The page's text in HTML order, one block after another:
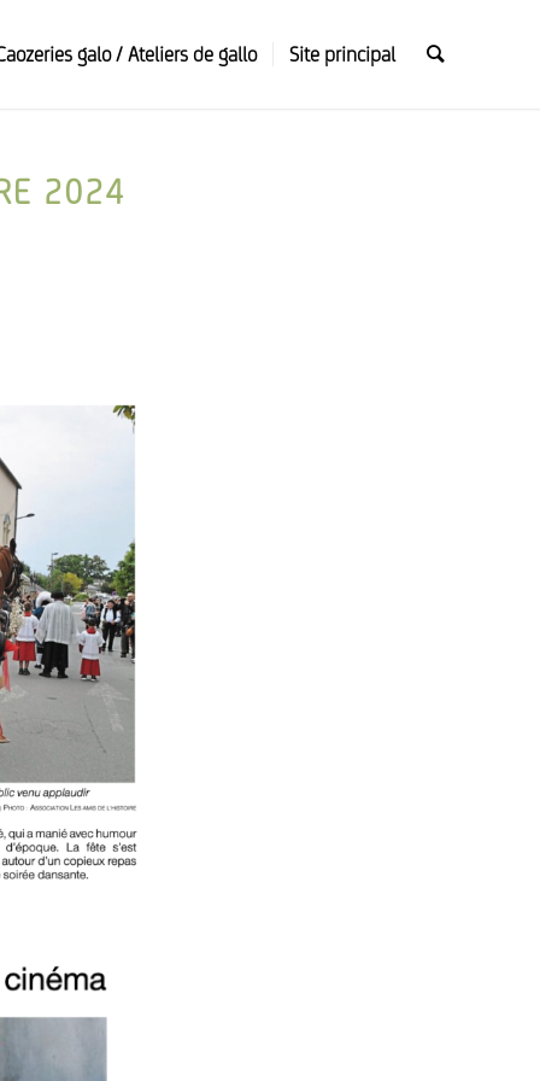
galo / Ateliers de gallo Site principal
2024